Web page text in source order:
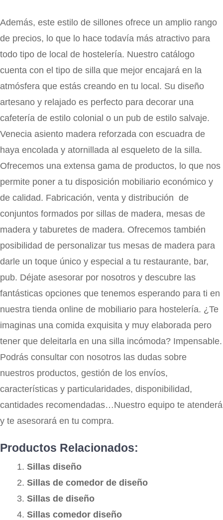
Además, este estilo de sillones ofrece un amplio rango
de precios, lo que lo hace todavía más atractivo para
todo tipo de local de hostelería. Nuestro catálogo
cuenta con el tipo de silla que mejor encajará en la
atmósfera que estás creando en tu local. Su diseño
artesano y relajado es perfecto para decorar una
cafetería de estilo colonial o un pub de estilo salvaje.
Venecia asiento madera reforzada con escuadra de
haya encolada y atornillada al esqueleto de la silla.
Ofrecemos una extensa gama de productos, lo que nos
permite poner a tu disposición mobiliario económico y
de calidad. Fabricación, venta y distribución de
conjuntos formados por sillas de madera, mesas de
madera y taburetes de madera. Ofrecemos también
posibilidad de personalizar tus mesas de madera para
darle un toque único y especial a tu restaurante, bar,
pub. Déjate asesorar por nosotros y descubre las
fantásticas opciones que tenemos esperando para ti en
nuestra tienda online de mobiliario para hostelería. ¿Te
imaginas una comida exquisita y muy elaborada pero
tener que deleitarla en una silla incómoda? Impensable.
Podrás consultar con nosotros las dudas sobre
nuestros productos, gestión de los envíos,
características y particularidades, disponibilidad,
cantidades recomendadas…Nuestro equipo te atenderá
y te asesorará en tu compra.
Productos Relacionados:
Sillas diseño
Sillas de comedor de diseño
Sillas de diseño
Sillas comedor diseño